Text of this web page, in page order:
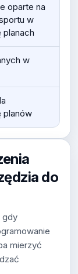
oparte na
w
w
planów
do
gdy
mierzyć